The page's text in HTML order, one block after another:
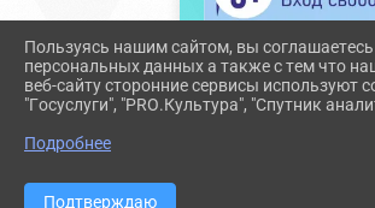
Пользуясь нашим сайтом, вы
персональных данных а также с тем что
веб-сайту сторонние сервисы используют
"Госуслуги", "PRO.Культура", "Спутник
Подробнее
Подтверждаю